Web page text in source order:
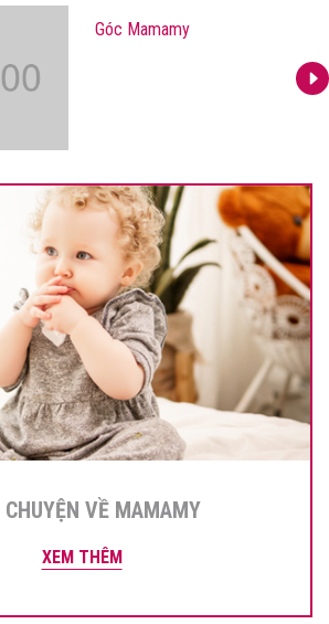
Góc Mamamy
CHUYỆN VỀ MAMAMY
XEM THÊM